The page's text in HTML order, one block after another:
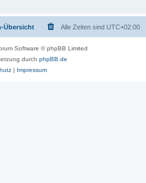
Übersicht Alle Zeiten sind UTC+02:00
Software © phpBB Limited
durch phpBB.de
| Impressum